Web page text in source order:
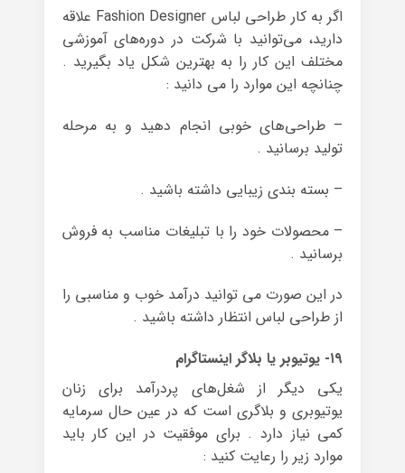
اگر به کار طراحی لباس Fashion Designer علاقه
دارید، می‌توانید با شرکت در دوره‌های آموزشی
مختلف این کار را به بهترین شکل یاد بگیرید .
چنانچه این موارد را می دانید :
– طراحی‌های خوبی انجام دهید و به مرحله
تولید برسانید .
– بسته بندی زیبایی داشته باشید .
– محصولات خود را با تبلیغات مناسب به فروش
برسانید .
در این صورت می توانید درآمد خوب و مناسبی را
از طراحی لباس انتظار داشته باشید .
۱۹- یوتیوبر یا بلاگر اینستاگرام
یکی دیگر از شغل‌های پردرآمد برای زنان
یوتیوبری و بلاگری است که در عین حال سرمایه
کمی نیاز دارد . برای موفقیت در این کار باید
موارد زیر را رعایت کنید :